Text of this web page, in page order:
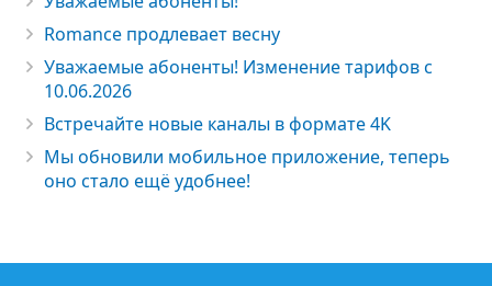
Romance продлевает весну
Уважаемые абоненты! Изменение тарифов с
10.06.2026
Встречайте новые каналы в формате 4K
Мы обновили мобильное приложение, теперь
оно стало ещё удобнее!